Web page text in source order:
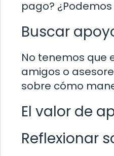
pago?
Buscar
No tenemos que
amigos o
sobre cómo
El valor de
Reflexionar